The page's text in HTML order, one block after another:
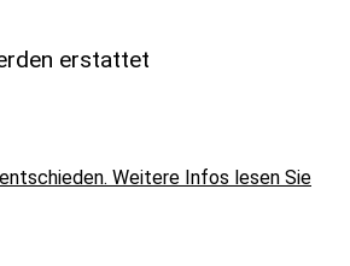
erstattet
Weitere Infos lesen Sie